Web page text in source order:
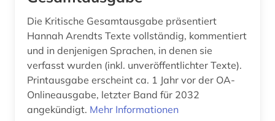
Die Kritische Gesamtausgabe präsentiert
Hannah Arendts Texte vollständig, kommentiert
und in denjenigen Sprachen, in denen sie
verfasst wurden (inkl. unveröffentlichter Texte).
Printausgabe erscheint ca. 1 Jahr vor der OA-
Onlineausgabe, letzter Band für 2032
angekündigt. Mehr Informationen